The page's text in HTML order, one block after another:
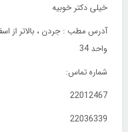
خیلی دکتر خوبیه
آدرس مطب : جردن ، بالاتر از
واحد 34
شماره تماس:
22012467
22036339